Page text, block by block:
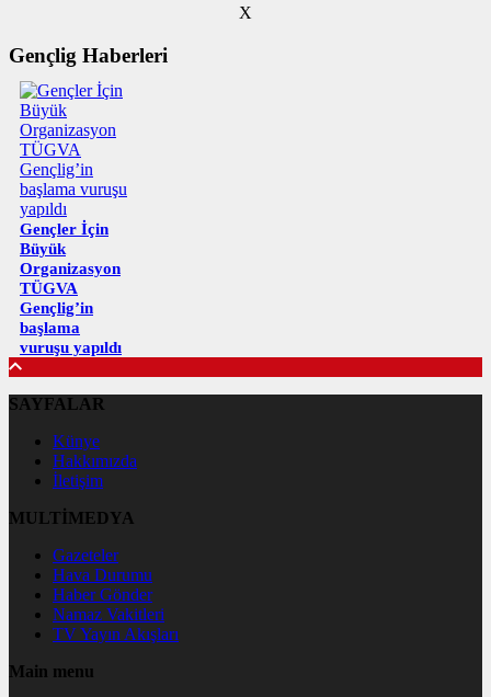
X
Gençlig Haberleri
Gençler İçin
Büyük
Organizasyon
TÜGVA
Gençlig’in
başlama
vuruşu yapıldı
SAYFALAR
Künye
Hakkımızda
İletişim
MULTİMEDYA
Gazeteler
Hava Durumu
Haber Gönder
Namaz Vakitleri
TV Yayın Akışları
Main menu